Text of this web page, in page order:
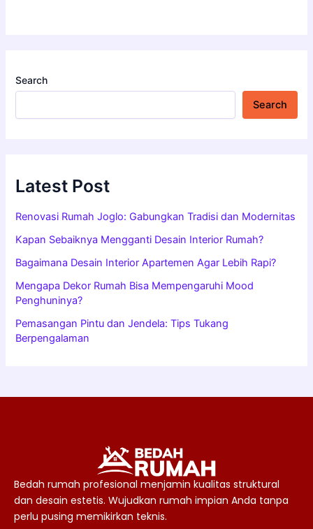
Search
Search
Latest Post
Renovasi Rumah Joglo: Gabungkan Tradisi dan Modernitas
Kapan Sebaiknya Mengganti Desain Interior Rumah?
Bagaimana Desain Interior Apartemen Agar Lebih Rapi?
Mengapa Dekor Rumah Bisa Mempengaruhi Mood
Penghuninya?
Pemasangan Pintu dan Jendela: Tips Tukang
Berpengalaman
Bedah rumah profesional menjamin kualitas struktural
dan desain estetis. Wujudkan rumah impian Anda tanpa
perlu pusing memikirkan teknis.